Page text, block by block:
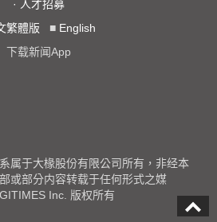
· 人才招募
繁體版 ■ English
下载新闻App
属于大椽股份有限公司所有，非经本
或部分内容转载于任何形式之媒
Inc. 版权所有